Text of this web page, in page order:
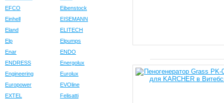
EFCO
Eibenstock
Einhell
EISEMANN
Eland
ELITECH
Elp
Elpumps
Enar
ENDO
ENDRESS
Energolux
Engineering
Eurolux
Europower
EVOline
EXTEL
Felisatti